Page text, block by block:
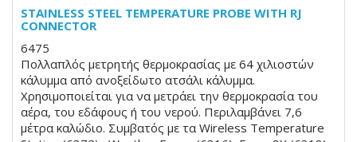
STAINLESS STEEL TEMPERATURE PROBE WITH RJ
CONNECTOR
6475
Πολλαπλός μετρητής θερμοκρασίας με 64 χιλιοστών
κάλυμμα από ανοξείδωτο ατσάλι κάλυμμα.
Χρησιμοποιείται για να μετράει την θερμοκρασία του
αέρα, του εδάφους ή του νερού. Περιλαμβάνει 7,6
μέτρα καλώδιο. Συμβατός με τα Wireless Temperature